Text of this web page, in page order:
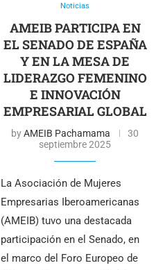
Noticias
AMEIB PARTICIPA EN
EL SENADO DE ESPAÑA
Y EN LA MESA DE
LIDERAZGO FEMENINO
E INNOVACIÓN
EMPRESARIAL GLOBAL
byAMEIB Pachamama
30
septiembre 2025
La Asociación de Mujeres
Empresarias Iberoamericanas
(AMEIB) tuvo una destacada
participación en el Senado, en
el marco del Foro Europeo de